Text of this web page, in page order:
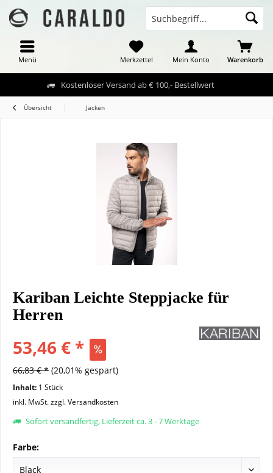
Kostenloser Versand ab € 100,- Bestellwert
Menü Warenkorb
Merkzettel Mein Konto
Übersicht Jacken
Kariban Leichte Steppjacke für
Herren
53,46 € *
66,83 € * (20,01% gespart)
Inhalt: 1 Stück
inkl. MwSt.zzgl. Versandkosten
Sofort versandfertig, Lieferzeit ca. 3 - 7 Werktage
Farbe: